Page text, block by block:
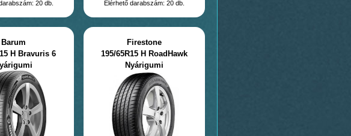
20 db. Elérhető darabszám: 20 db.
Barum
H Bravuris 6
Firestone
195/65R15 H RoadHawk
Nyárigumi